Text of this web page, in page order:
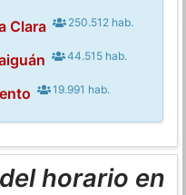
Clara 250.512 hab.
44.515 hab.
19.991 hab.
horario en